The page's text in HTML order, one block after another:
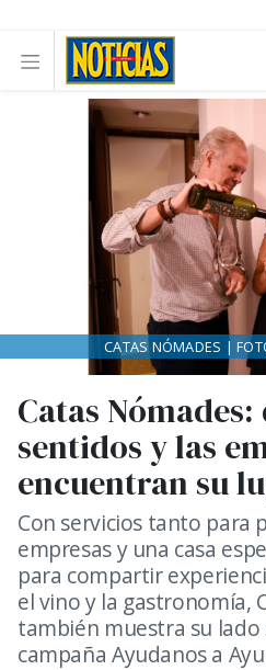
Catas
sentidos y las
encuentran su
Con servicios tanto para
empresas y una casa
para compartir
el vino y la gastronomía,
también muestra su lado
campaña Ayudanos a
CATAS NÓMADES |